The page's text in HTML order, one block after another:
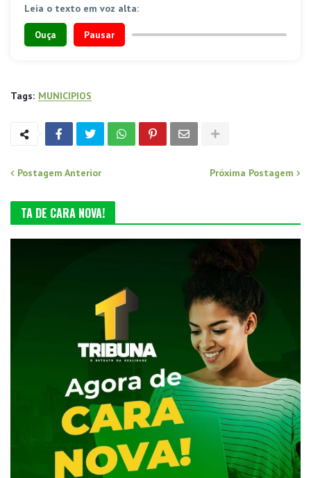
Leia o texto em voz alta:
Ouça Pausar
Tags: MUNICIPIOS
Postagem Anterior Próxima Postagem
TA DE CARA NOVA!